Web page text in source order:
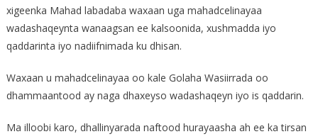
xigeenka Mahad labadaba waxaan uga mahadcelinayaa
wadashaqeynta wanaagsan ee kalsoonida, xushmadda iyo
qaddarinta iyo nadiifnimada ku dhisan.
Waxaan u mahadcelinayaa oo kale Golaha Wasiirrada oo
dhammaantood ay naga dhaxeyso wadashaqeyn iyo is qaddarin.
Ma illoobi karo, dhallinyarada naftood hurayaasha ah ee ka tirsan